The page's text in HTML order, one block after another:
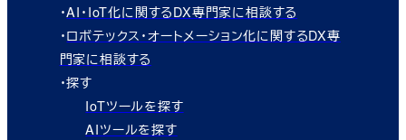
・AI・IoT化に関するDX専門家に相談する
・ロボテックス・オートメーション化に関するDX専
門家に相談する
・探す
IoTツールを探す
AIツールを探す